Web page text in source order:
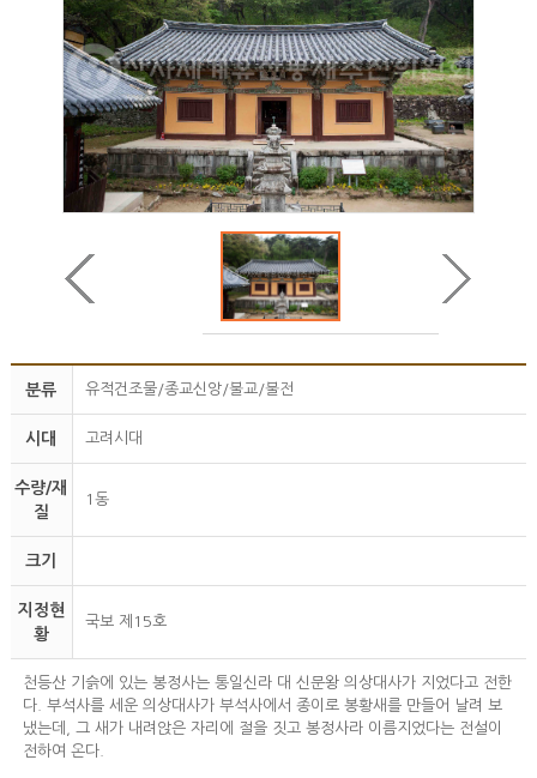
분류 유적건조물/종교신앙/불교/불전
시대 고려시대
수량/재
질
1동
크기
지정현
황
국보 제15호
천등산 기슭에 있는 봉정사는 통일신라 대 신문왕 의상대사가 지었다고 전한
다. 부석사를 세운 의상대사가 부석사에서 종이로 봉황새를 만들어 날려 보
냈는데, 그 새가 내려앉은 자리에 절을 짓고 봉정사라 이름지었다는 전설이
전하여 온다.